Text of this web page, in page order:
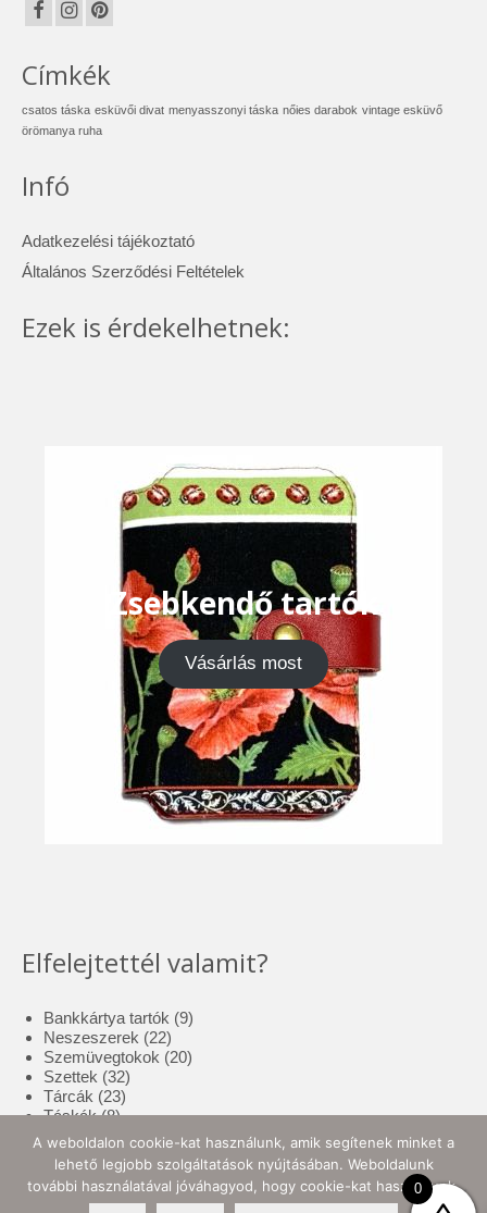
Címkék
csatos táska esküvői divat menyasszonyi táska nőies darabok vintage esküvő
örömanya ruha
Infó
Adatkezelési tájékoztató
Általános Szerződési Feltételek
Ezek is érdekelhetnek:
Zsebkendő tartók
Vásárlás most
Elfelejtettél valamit?
Bankkártya tartók 99
Neszeszerek 2222
termék
Szemüvegtokok 2020
Szettek 3232
termék
Tárcák 2323
termék
Táskák 88
termék
Tolltartók
termék
Tote bag
3
termék
Zsebkendő tartók 1010
termék
0
A weboldalon cookie-kat használunk, amik segítenek minket a
lehető legjobb szolgáltatások nyújtásában. Weboldalunk
további használatával jóváhagyod, hogy cookie-kat használjunk.